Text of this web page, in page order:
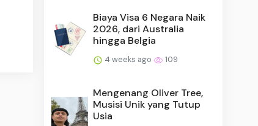
Biaya Visa 6 Negara Naik
2026, dari Australia
hingga Belgia
4 weeks ago 109
Mengenang Oliver Tree,
Musisi Unik yang Tutup
Usia